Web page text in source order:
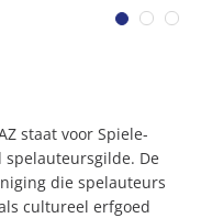
staat voor Spiele-
De
die spelauteurs
cultureel erfgoed